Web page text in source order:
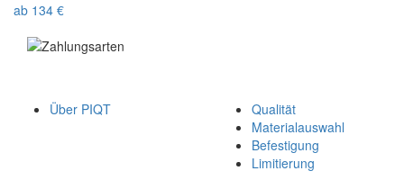
ab 134 €
Über PIQT
Qualität
Materialauswahl
Befestigung
Limitierung